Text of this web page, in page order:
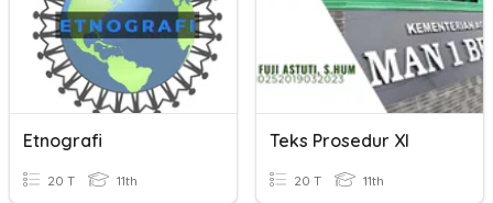
Etnografi
20 T 11th
Teks Prosedur XI
20 T 11th